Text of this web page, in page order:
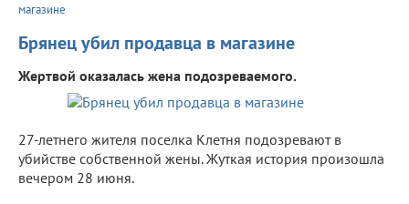
магазине
Брянец убил продавца в магазине
Жертвой оказалась жена подозреваемого.
27-летнего жителя поселка Клетня подозревают в
убийстве собственной жены. Жуткая история произошла
вечером 28 июня.